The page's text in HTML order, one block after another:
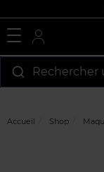
Rechercher
Accueil Shop